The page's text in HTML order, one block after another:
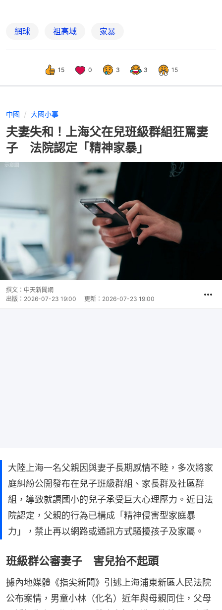
網球 祖高域 家暴
15 0 3 3 15
中國 大國小事
夫妻失和！上海父在兒班級群組狂罵妻
子 法院認定「精神家暴」
撰文： 中天新聞網
出版： 2026-07-23 19:00 更新： 2026-07-23 19:00
大陸上海一名父親因與妻子長期感情不睦，多次將家
庭糾紛公開發布在兒子班級群組、家長群及社區群
組，導致就讀國小的兒子承受巨大心理壓力。近日法
院認定，父親的行為已構成「精神侵害型家庭暴
力」，禁止再以網路或通訊方式騷擾孩子及家屬。
班級群公審妻子 害兒抬不起頭
據內地媒體《指尖新聞》引述上海浦東新區人民法院
公布案情，男童小林（化名）近年與母親同住，父母